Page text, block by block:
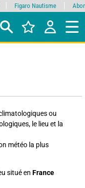
ou
le lieu et la
météo la plus
situé en France
Figaro Nautisme